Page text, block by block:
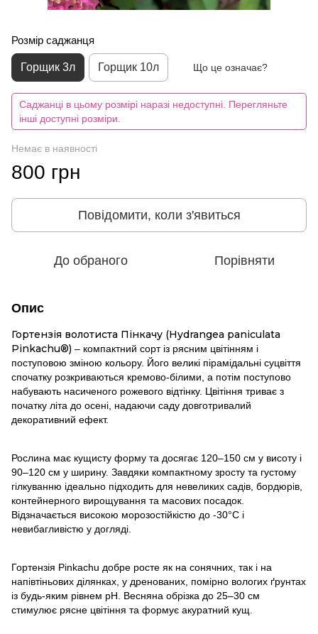
Розмір саджанця
Горщик 3л Горщик 10л Що це означає?
Саджанці в цьому розмірі наразі недоступні. Перегляньте
інші доступні розміри.
Немає в наявності
800 грн
Повідомити, коли з'явиться
До обраного Порівняти
Опис
Гортензія волотиста Пінкачу (Hydrangea paniculata
Pinkachu®) – компактний сорт із рясним цвітінням і
поступовою зміною кольору. Його великі пірамідальні суцвіття
спочатку розкриваються кремово-білими, а потім поступово
набувають насиченого рожевого відтінку. Цвітіння триває з
початку літа до осені, надаючи саду довготривалий
декоративний ефект.
Рослина має кущисту форму та досягає 120–150 см у висоту і
90–120 см у ширину. Завдяки компактному зросту та густому
гілкуванню ідеально підходить для невеликих садів, бордюрів,
контейнерного вирощування та масових посадок.
Відзначається високою морозостійкістю до -30°C і
невибагливістю у догляді.
Гортензія Pinkachu добре росте як на сонячних, так і на
напівтіньових ділянках, у дренованих, помірно вологих ґрунтах
із будь-яким рівнем pH. Весняна обрізка до 25–30 см
стимулює рясне цвітіння та формує акуратний кущ.